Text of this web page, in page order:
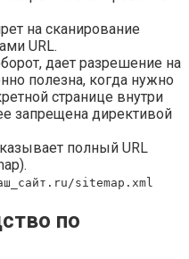
на сканирование
URL.
дает разрешение на
полезна, когда нужно
странице внутри
запрещена директивой
полный URL
sitemap.xml
по